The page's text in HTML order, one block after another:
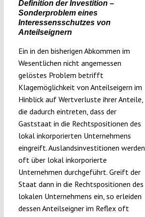
Definition der Investition –
Sonderproblem eines
Interessensschutzes von
Anteilseignern
Ein in den bisherigen Abkommen im
Wesentlichen nicht angemessen
gelöstes Problem betrifft
Klagemöglichkeit von Anteilseigern im
Hinblick auf Wertverluste ihrer Anteile,
die dadurch eintreten, dass der
Gaststaat in die Rechtspositionen des
lokal inkorporierten Unternehmens
eingreift. Auslandsinvestitionen werden
oft über lokal inkorporierte
Unternehmen durchgeführt. Greift der
Staat dann in die Rechtspositionen des
lokalen Unternehmens ein, so erleiden
dessen Anteilseigner im Reflex oft